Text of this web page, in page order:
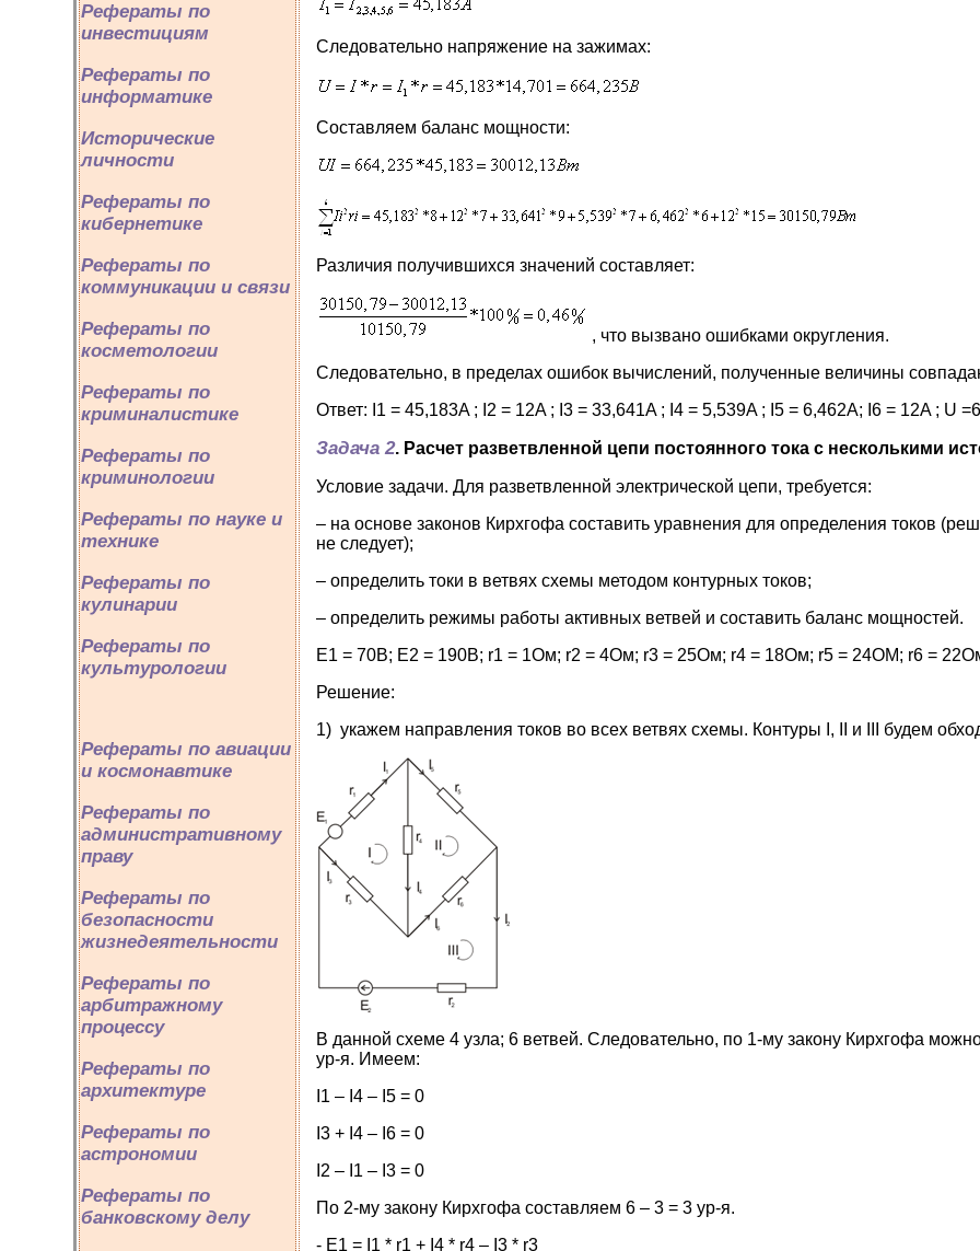
Рефераты по
инвестициям
Рефераты по
информатике
Исторические
личности
Рефераты по
кибернетике
Рефераты по
коммуникации и связи
Рефераты по
косметологии
Рефераты по
криминалистике
Рефераты по
криминологии
Рефераты по науке и
технике
Рефераты по
кулинарии
Рефераты по
культурологии
Рефераты по авиации
и космонавтике
Рефераты по
административному
праву
Рефераты по
безопасности
жизнедеятельности
Рефераты по
арбитражному
процессу
Рефераты по
архитектуре
Рефераты по
астрономии
Рефераты по
банковскому делу
Следовательно напряжение на зажимах:
Составляем баланс мощности:
Различия получившихся значений составляет:
, что вызвано ошибками округления.
Следовательно, в пределах ошибок вычислений, полученные величины
Ответ: I1 = 45,183A ; I2 = 12A ; I3 = 33,641A ; I4 = 5,539A ; I5 = 6,462A; I6 = 12A ; U
Задача 2. Расчет разветвленной цепи постоянного тока с несколькими
Условие задачи. Для разветвленной электрической цепи, требуется:
– на основе законов Кирхгофа составить уравнения для определения токов
не следует);
– определить токи в ветвях схемы методом контурных токов;
– определить режимы работы активных ветвей и составить баланс мощностей.
Е1 = 70В; Е2 = 190В; r1 = 1Ом; r2 = 4Ом; r3 = 25Ом; r4 = 18Ом; r5 = 24ОМ; r6 =
Решение:
1) укажем направления токов во всех ветвях схемы. Контуры I, II и III будем
В данной схеме 4 узла; 6 ветвей. Следовательно, по 1-му закону Кирхгофа
ур-я. Имеем:
I1 – I4 – I5 = 0
I3 + I4 – I6 = 0
I2 – I1 – I3 = 0
По 2-му закону Кирхгофа составляем 6 – 3 = 3 ур-я.
- E1 = I1 * r1 + I4 * r4 – I3 * r3